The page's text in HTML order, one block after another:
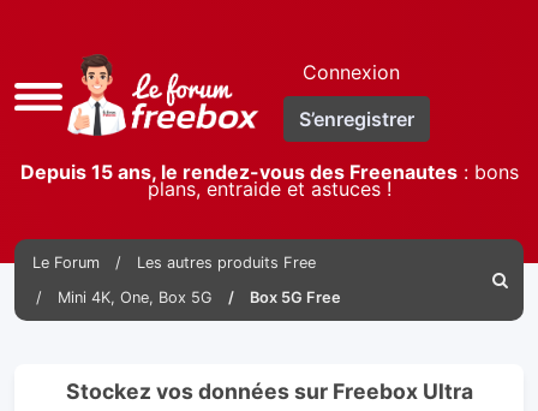
Accès
rapide
Connexion
S’enregistrer
Depuis 15 ans, le rendez-vous des Freenautes: bons
plans, entraide et astuces !
Le Forum
Les autres produits Free
Mini 4K, One, Box 5G
Box 5G Free
Stockez vos données sur Freebox Ultra